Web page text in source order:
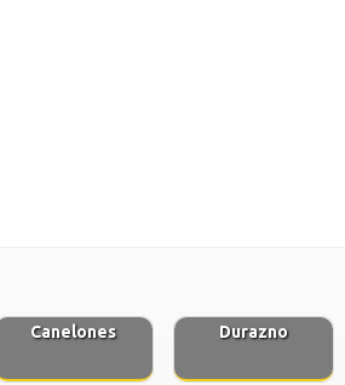
Canelones Durazno